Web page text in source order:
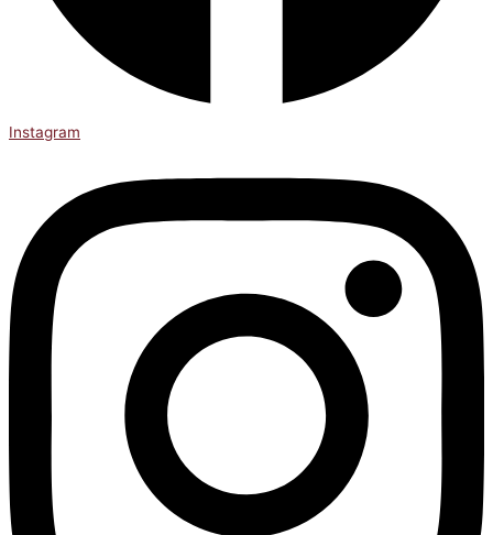
Instagram